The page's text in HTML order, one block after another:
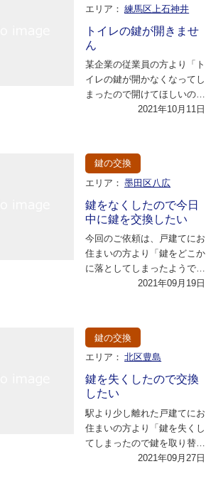
エリア： 練馬区上石神井
トイレの鍵が開きませ
ん
某企業の従業員の方より「ト
イレの鍵が開かなくなってし
まったので開けてほしいので
すが。」とのご依頼です。幸
2021年10月11日
鍵の交換
エリア： 墨田区八広
鍵をなくしたので今日
中に鍵を交換したい
今回のご依頼は、戸建てにお
住まいの方より「鍵をどこか
に落としてしまったようで見
当たりません。幸い家族がも
2021年09月19日
鍵の交換
エリア： 北区豊島
鍵を失くしたので交換
したい
駅より少し離れた戸建てにお
住まいの方より「鍵を失くし
てしまったので鍵を取り替え
たいのですが。最短でどのく
2021年09月27日